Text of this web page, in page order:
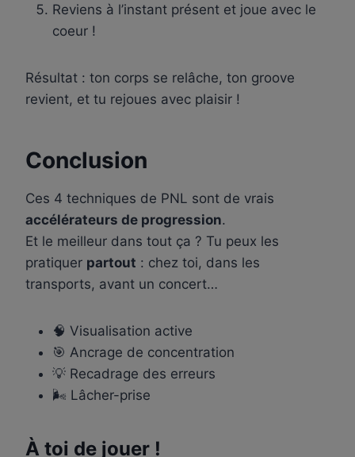
Reviens à l’instant présent et joue avec le
coeur !
Résultat : ton corps se relâche, ton groove
revient, et tu rejoues avec plaisir !
Conclusion
Ces 4 techniques de PNL sont de vrais
accélérateurs de progression.
Et le meilleur dans tout ça ? Tu peux les
pratiquer partout : chez toi, dans les
transports, avant un concert…
🧠 Visualisation active
🎯 Ancrage de concentration
💡 Recadrage des erreurs
🌬 Lâcher-prise
À toi de jouer !